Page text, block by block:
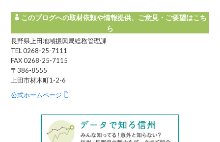
このブログへの取材依頼や情報提供、ご意見・ご要望はこち
ら
長野県上田地域振興局総務管理課
TEL 0268-25-7111
FAX 0268-25-7115
〒386-8555
上田市材木町1-2-6
公式ホームページ